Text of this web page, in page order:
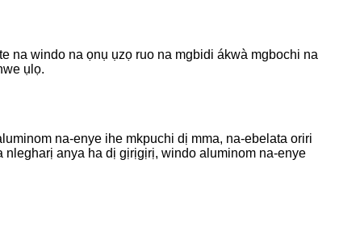
na windo na ọnụ ụzọ ruo na mgbidi ákwà mgbochi na
ụlọ.
na-enye ihe mkpuchi dị mma, na-ebelata oriri
anya ha dị gịrịgịrị, windo aluminom na-enye